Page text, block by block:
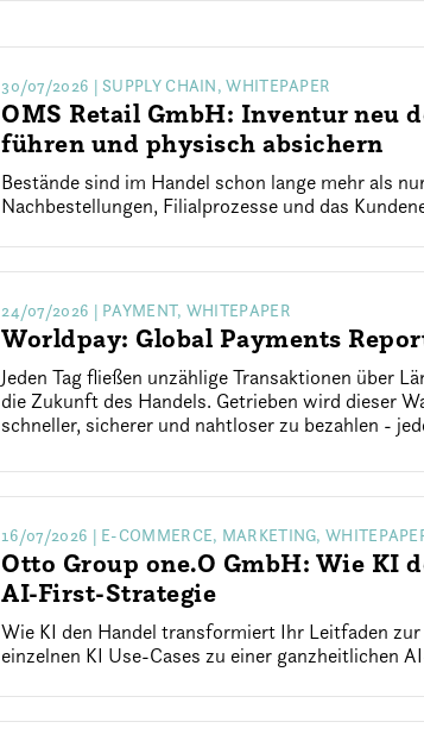
30/07/2026 | SUPPLY CHAIN, WHITEPAPER
OMS Retail GmbH: Inventur neu
führen und physisch absichern
Bestände sind im Handel schon lange mehr als
Nachbestellungen, Filialprozesse und das
24/07/2026 | PAYMENT, WHITEPAPER
Worldpay: Global Payments
Jeden Tag fließen unzählige Transaktionen über
die Zukunft des Handels. Getrieben wird dieser
schneller, sicherer und nahtloser zu bezahlen -
16/07/2026 | E-COMMERCE, MARKETING,
Otto Group one.O GmbH: Wie
AI-First-Strategie
Wie KI den Handel transformiert Ihr Leitfaden
einzelnen KI Use-Cases zu einer ganzheitlichen